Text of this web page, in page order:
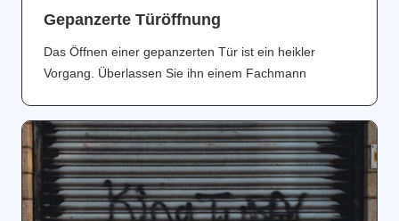
Gepanzerte Türöffnung
Das Öffnen einer gepanzerten Tür ist ein heikler
Vorgang. Überlassen Sie ihn einem Fachmann